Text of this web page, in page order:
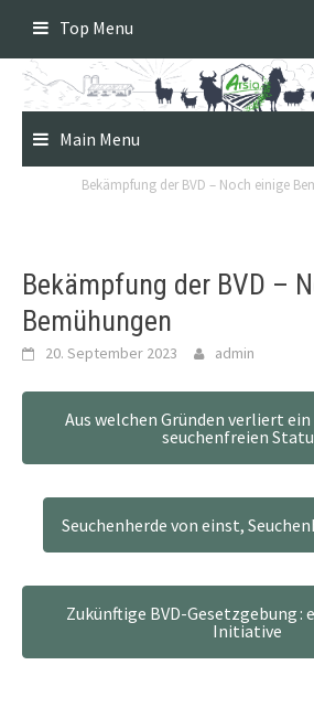
content
Top Menu
Main Menu
Bekämpfung der BVD – Noch einige
Bekämpfung der BVD –
Bemühungen
20. September 2023 admin
Aus welchen Gründen verliert
seuchenfreien
Seuchenherde von einst,
Zukünftige BVD-Gesetzgebung :
Initiative